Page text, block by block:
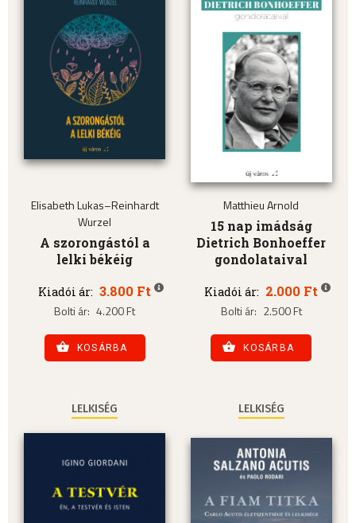
Elisabeth Lukas–Reinhardt
Wurzel
A szorongástól a
lelki békéig
Kiadói ár: 3.800 Ft
Bolti ár: 4.200 Ft
KOSÁRBA
Matthieu Arnold
15 nap imádság
Dietrich Bonhoeffer
gondolataival
Kiadói ár: 2.000 Ft
Bolti ár: 2.500 Ft
KOSÁRBA
LELKISÉG LELKISÉG